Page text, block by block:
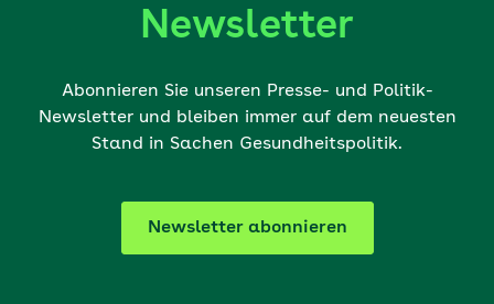
Newsletter
Abonnieren Sie unseren Presse- und Politik-
Newsletter und bleiben immer auf dem neuesten
Stand in Sachen Gesundheitspolitik.
Newsletter abonnieren